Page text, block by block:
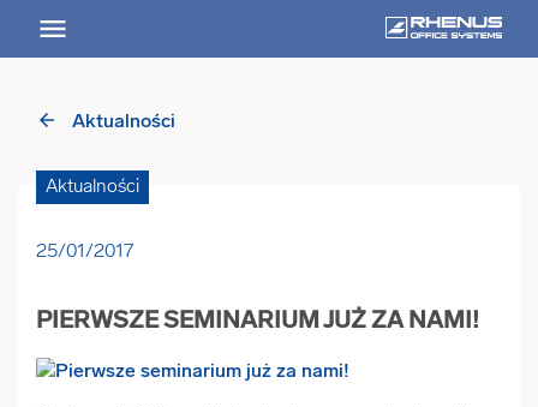
arrow_back Aktualności
Aktualności
25/01/2017
PIERWSZE SEMINARIUM JUŻ ZA NAMI!